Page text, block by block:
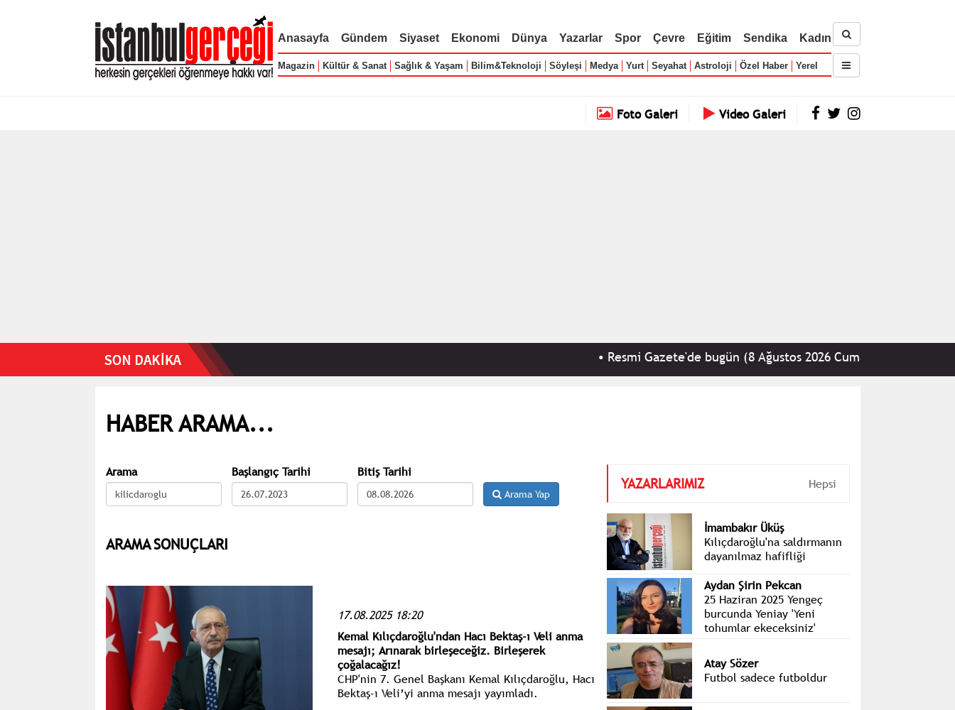
Anasayfa Gündem Siyaset Ekonomi Dünya Yazarlar Spor Çevre Eğitim Sendika Kadın
Magazin Kültür & Sanat Sağlık & Yaşam Bilim&Teknoloji Söyleşi Medya Yurt Seyahat Astroloji Özel Haber Yerel
Foto Galeri Video Galeri
Resmi Gazete'de bugün (8 Ağustos 2026 Cumartesi)
HABER ARAMA...
Arama Başlangıç Tarihi Bitiş Tarihi
Arama Yap
ARAMA SONUÇLARI
17.08.2025 18:20
Kemal Kılıçdaroğlu'ndan Hacı Bektaş-ı Veli anma
mesajı; Arınarak birleşeceğiz. Birleşerek
çoğalacağız!
CHP'nin 7. Genel Başkanı Kemal Kılıçdaroğlu, Hacı
Bektaş-ı Veli’yi anma mesajı yayımladı.
YAZARLARIMIZ Hepsi
İmambakır Üküş
Kılıçdaroğlu'na saldırmanın
dayanılmaz hafifliği
Aydan Şirin Pekcan
25 Haziran 2025 Yengeç
burcunda Yeniay 'Yeni
tohumlar ekeceksiniz'
Atay Sözer
Futbol sadece futboldur